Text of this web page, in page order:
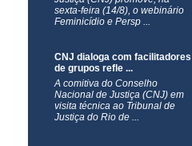
sexta-feira (14/8), o webinário
Feminicídio e Persp ...
CNJ dialoga com facilitadores
de grupos refle ...
A comitiva do Conselho
Nacional de Justiça (CNJ) em
visita técnica ao Tribunal de
Justiça do Rio de ...